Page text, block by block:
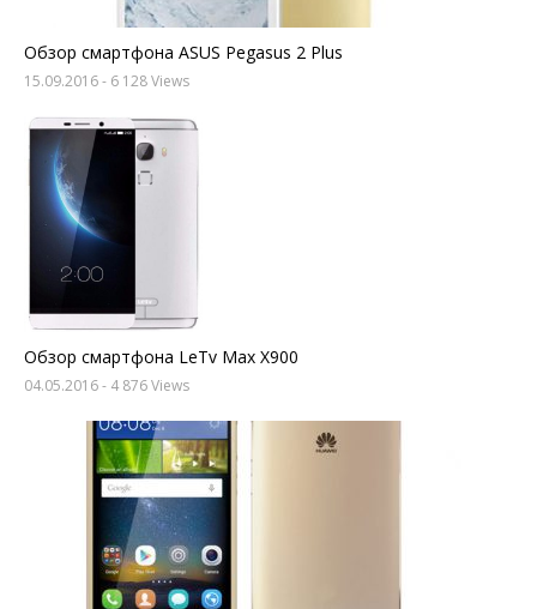
Обзор смартфона ASUS Pegasus 2 Plus
15.09.2016- 6 128 Views
Обзор смартфона LeTv Max X900
04.05.2016- 4 876 Views